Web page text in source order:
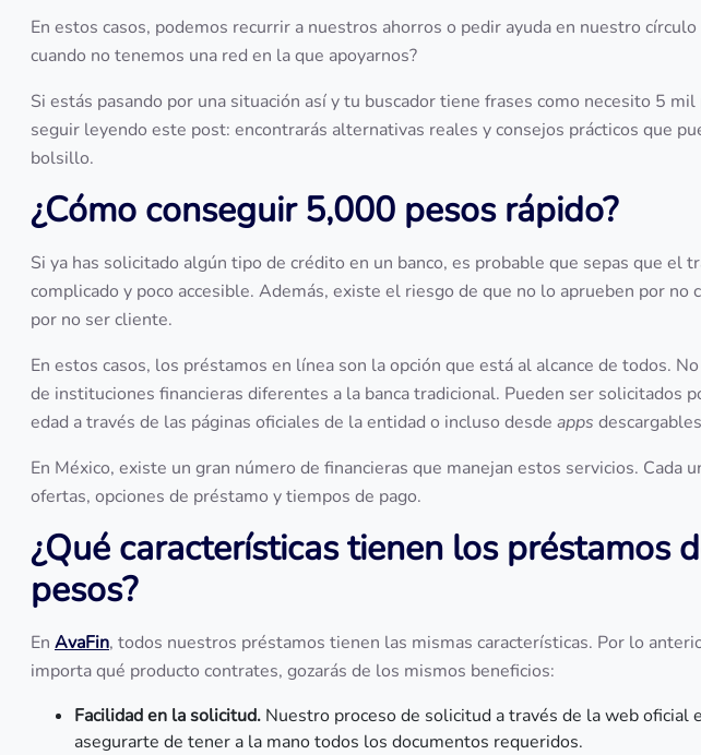
En estos casos, podemos recurrir a nuestros ahorros o pedir ayuda en nuestro
cuando no tenemos una red en la que apoyarnos?
Si estás pasando por una situación así y tu buscador tiene frases como necesito 5
seguir leyendo este post: encontrarás alternativas reales y consejos prácticos que
bolsillo.
¿Cómo conseguir 5,000 pesos rápido?
Si ya has solicitado algún tipo de crédito en un banco, es probable que sepas que el
complicado y poco accesible. Además, existe el riesgo de que no lo aprueben por no
por no ser cliente.
En estos casos, los préstamos en línea son la opción que está al alcance de todos.
de instituciones financieras diferentes a la banca tradicional. Pueden ser solicitados
edad a través de las páginas oficiales de la entidad o incluso desde apps
En México, existe un gran número de financieras que manejan estos servicios. Cada
ofertas, opciones de préstamo y tiempos de pago.
¿Qué características tienen los préstamos
pesos?
En AvaFin, todos nuestros préstamos tienen las mismas características. Por lo
importa qué producto contrates, gozarás de los mismos beneficios:
Facilidad en la solicitud. Nuestro proceso de solicitud a través de la web oficial
asegurarte de tener a la mano todos los documentos requeridos.